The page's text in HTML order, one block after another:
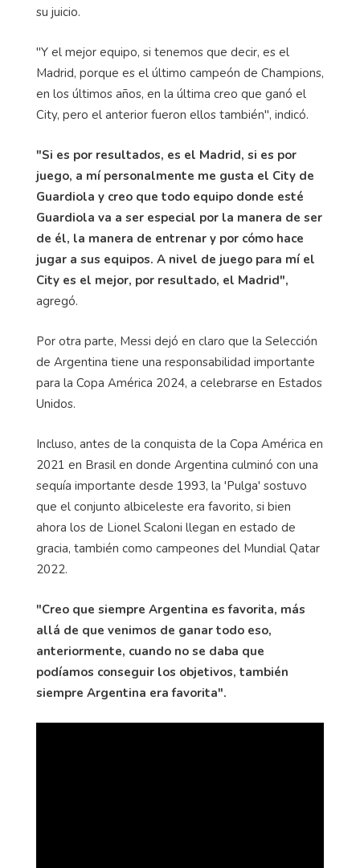
su juicio.
"Y el mejor equipo, si tenemos que decir, es el
Madrid, porque es el último campeón de Champions,
en los últimos años, en la última creo que ganó el
City, pero el anterior fueron ellos también", indicó.
"Si es por resultados, es el Madrid, si es por
juego, a mí personalmente me gusta el City de
Guardiola y creo que todo equipo donde esté
Guardiola va a ser especial por la manera de ser
de él, la manera de entrenar y por cómo hace
jugar a sus equipos. A nivel de juego para mí el
City es el mejor, por resultado, el Madrid",
agregó.
Por otra parte, Messi dejó en claro que la Selección
de Argentina tiene una responsabilidad importante
para la Copa América 2024, a celebrarse en Estados
Unidos.
Incluso, antes de la conquista de la Copa América en
2021 en Brasil en donde Argentina culminó con una
sequía importante desde 1993, la 'Pulga' sostuvo
que el conjunto albiceleste era favorito, si bien
ahora los de Lionel Scaloni llegan en estado de
gracia, también como campeones del Mundial Qatar
2022.
"Creo que siempre Argentina es favorita, más
allá de que venimos de ganar todo eso,
anteriormente, cuando no se daba que
podíamos conseguir los objetivos, también
siempre Argentina era favorita".